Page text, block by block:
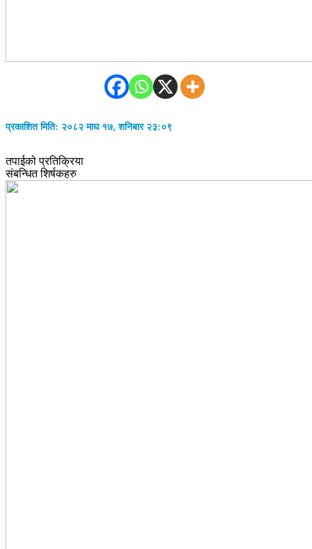
प्रकाशित मिति: २०८२ माघ १७, शनिबार २३:०९
तपाईको प्रतिक्रिया
संबन्धित शिर्षकहरु